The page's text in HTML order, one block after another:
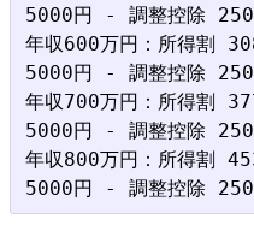
5000円 - 調整控除
年収600万円：所得割
5000円 - 調整控除
年収700万円：所得割
5000円 - 調整控除
年収800万円：所得割